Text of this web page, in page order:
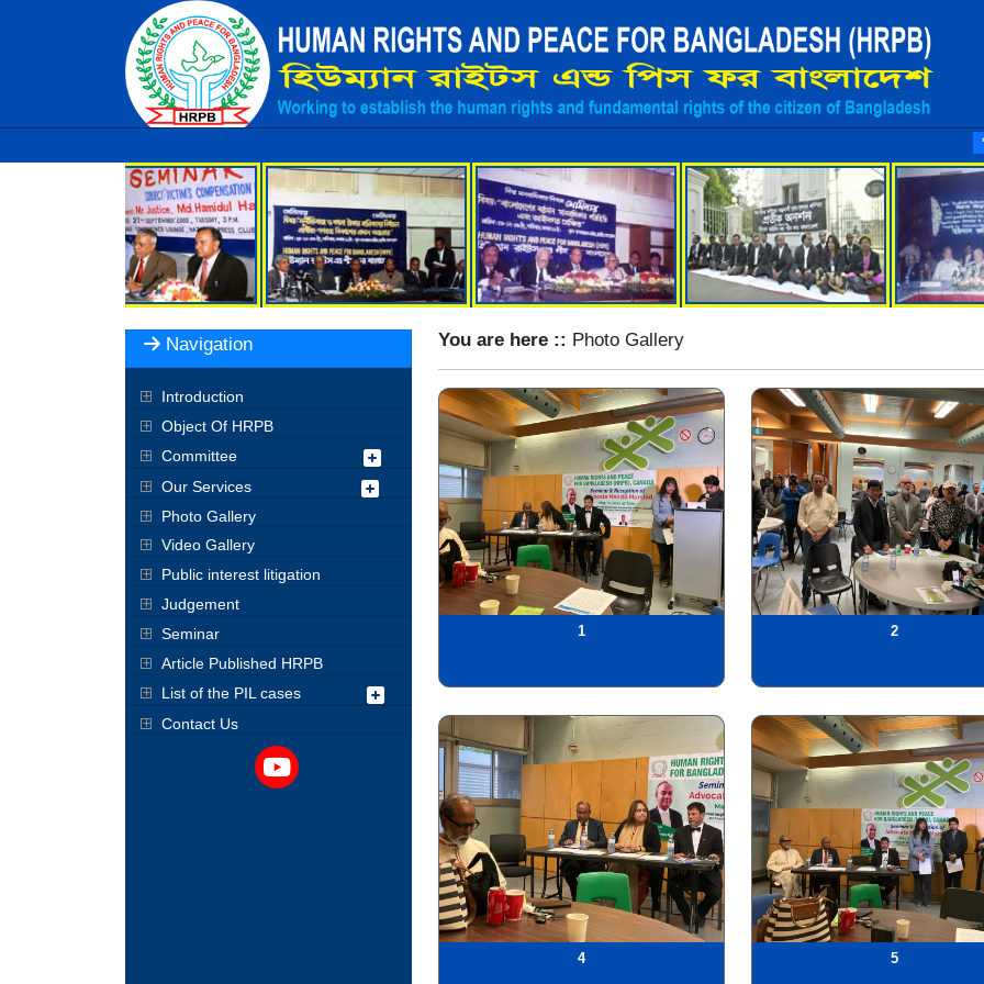
Navigation
Introduction
Object Of HRPB
Committee
Our Services
Photo Gallery
Video Gallery
Public interest litigation
Judgement
Seminar
Article Published HRPB
List of the PIL cases
Contact Us
You are here :: Photo Gallery
1 2
4 5